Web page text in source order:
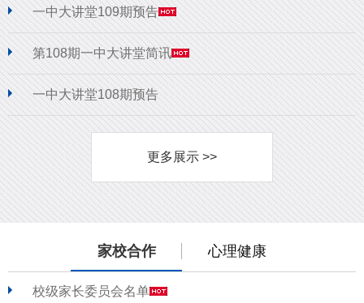
一中大讲堂109期预告
第108期一中大讲堂简讯
一中大讲堂108期预告
更多展示 >>
家校合作 心理健康
校级家长委员会名单